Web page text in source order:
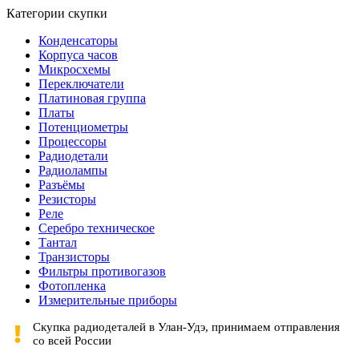
Категории скупки
Конденсаторы
Корпуса часов
Микросхемы
Переключатели
Платиновая группа
Платы
Потенциометры
Процессоры
Радиодетали
Радиолампы
Разъёмы
Резисторы
Реле
Серебро техническое
Тантал
Транзисторы
Фильтры противогазов
Фотопленка
Измерительные приборы
Скупка радиодеталей в Улан-Удэ, принимаем отправления
со всей России